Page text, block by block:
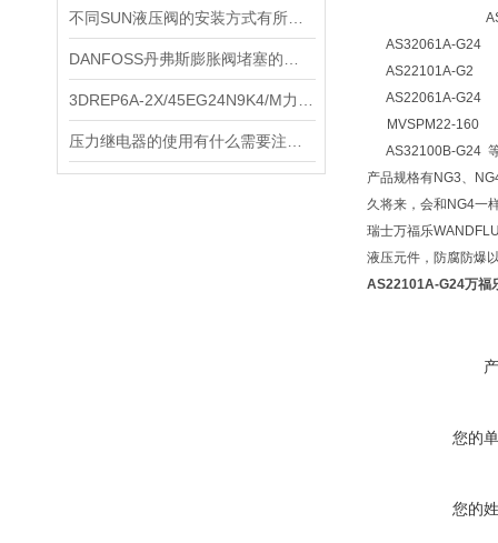
AS32061A-
AS22101A-G2
AS22061A-G24
MVSPM22-160
AS32100B-G24 等
产品规格有NG3、
久将来，会和NG4一
瑞士万福乐
液压元件，防腐防爆
AS22101A-G24万福
您的
您的